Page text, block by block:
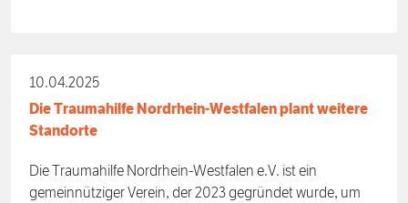
10.04.2025
Die Traumahilfe Nordrhein-Westfalen plant weitere
Standorte
Die Traumahilfe Nordrhein-Westfalen e.V. ist ein
gemeinnütziger Verein, der 2023 gegründet wurde, um